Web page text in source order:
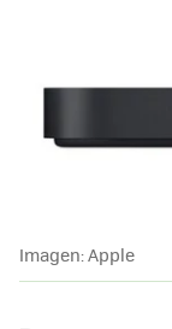
Imagen: Apple